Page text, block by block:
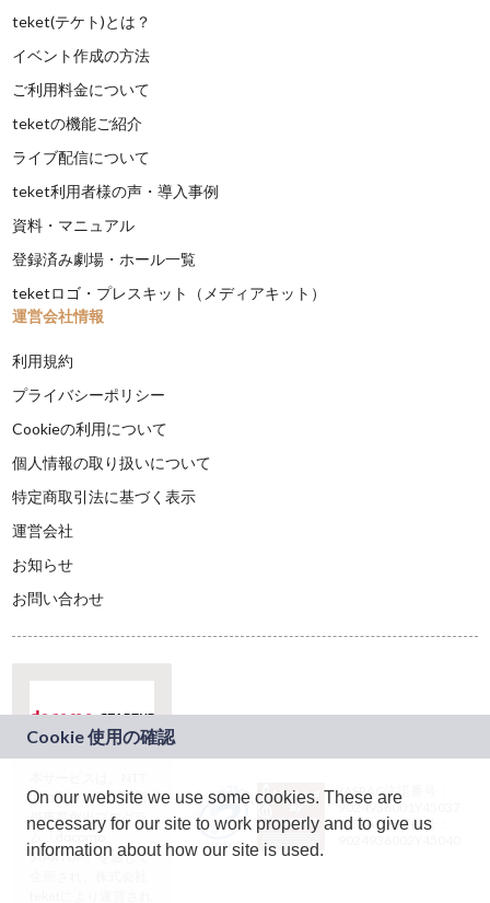
teket(テケト)とは？
イベント作成の方法
ご利用料金について
teketの機能ご紹介
ライブ配信について
teket利用者様の声・導入事例
資料・マニュアル
登録済み劇場・ホール一覧
teketロゴ・プレスキット（メディアキット）
運営会社情報
利用規約
プライバシーポリシー
Cookieの利用について
個人情報の取り扱いについて
特定商取引法に基づく表示
運営会社
お知らせ
お問い合わせ
ドコモグループの新
規事業創出プログラ
ム「docomo
STARTUP」を通じて
JASRAC許諾番号：
9024936001Y45037
JASRAC許諾番号：
On our website we use some cookies. These are
necessary for our site to work properly and to give us
information about how our site is used.